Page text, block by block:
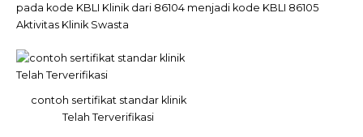
pada kode KBLI Klinik dari 86104 menjadi kode KBLI 86105
Aktivitas Klinik Swasta
contoh sertifikat standar klinik
Telah Terverifikasi